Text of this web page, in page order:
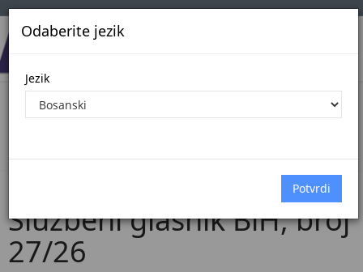
Odaberite jezik
Jezik
Pregled Dokumenata| Broj 27/26
Službeni glasnik BiH, broj
27/26